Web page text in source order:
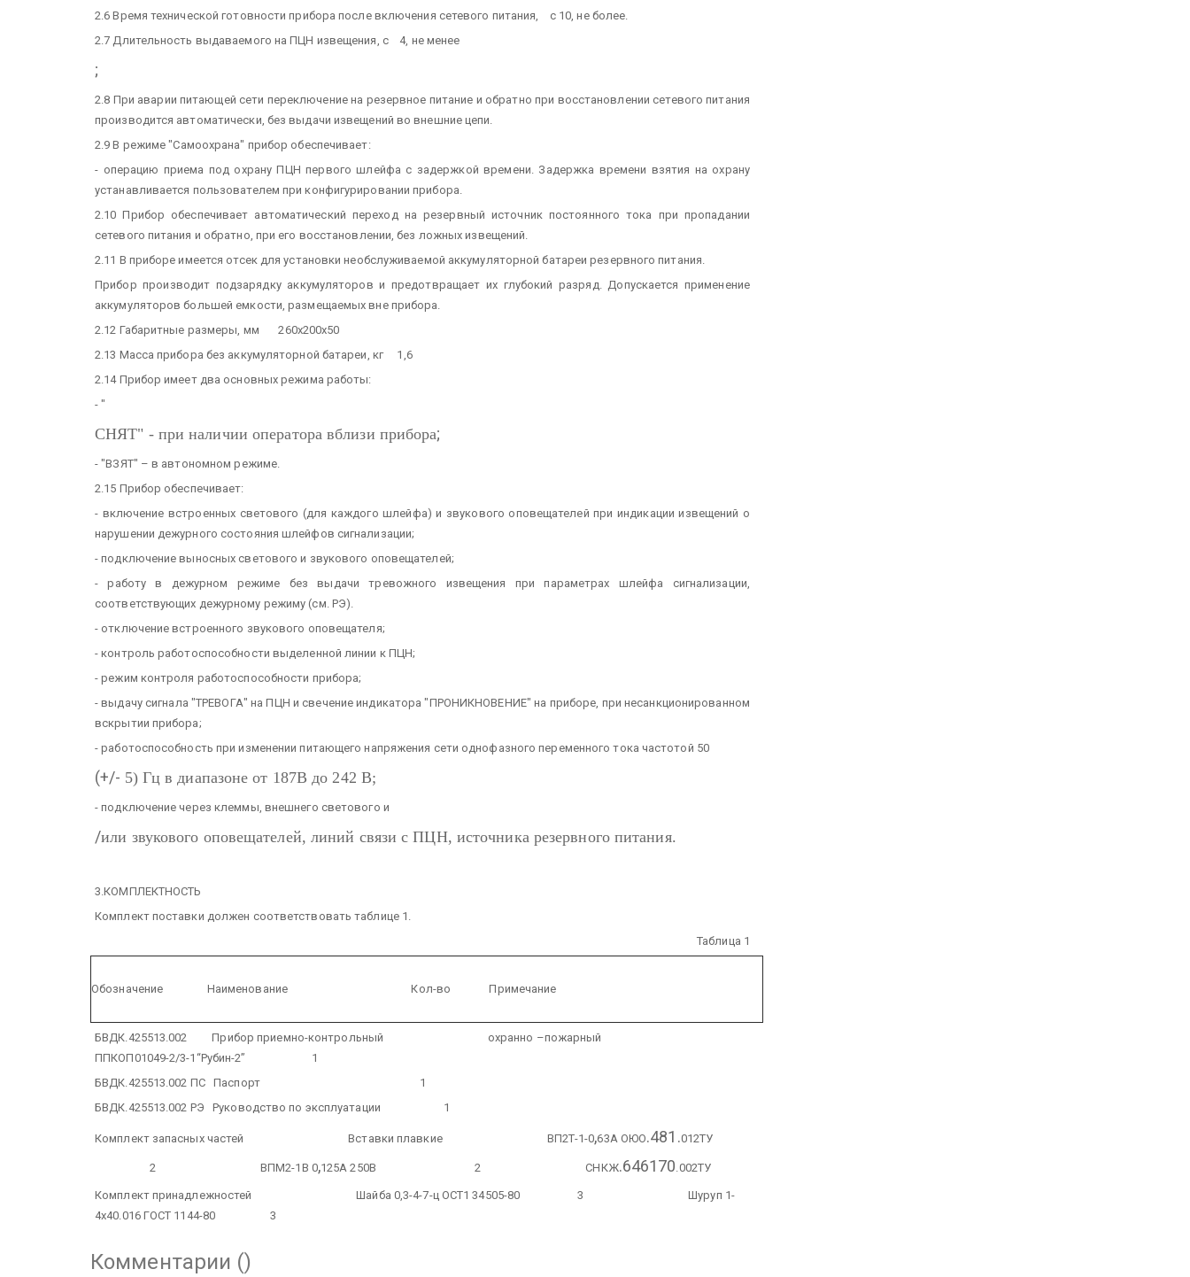
2.6 Время технической готовности прибора после включения сетевого питания, с 10, не более.
2.7 Длительность выдаваемого на ПЦН извещения, с 4, не менее
;
2.8 При аварии питающей сети переключение на резервное питание и обратно при восстановлении сетевого питания
производится автоматически, без выдачи извещений во внешние цепи.
2.9 В режиме "Самоохрана" прибор обеспечивает:
- операцию приема под охрану ПЦН первого шлейфа с задержкой времени. Задержка времени взятия на охрану
устанавливается пользователем при конфигурировании прибора.
2.10 Прибор обеспечивает автоматический переход на резервный источник постоянного тока при пропадании
сетевого питания и обратно, при его восстановлении, без ложных извещений.
2.11 В приборе имеется отсек для установки необслуживаемой аккумуляторной батареи резервного питания.
Прибор производит подзарядку аккумуляторов и предотвращает их глубокий разряд. Допускается применение
аккумуляторов большей емкости, размещаемых вне прибора.
2.12 Габаритные размеры, мм 260х200х50
2.13 Масса прибора без аккумуляторной батареи, кг 1,6
2.14 Прибор имеет два основных режима работы:
- "
СНЯТ" - при наличии оператора вблизи прибора;
- "ВЗЯТ" – в автономном режиме.
2.15 Прибор обеспечивает:
- включение встроенных светового (для каждого шлейфа) и звукового оповещателей при индикации извещений о
нарушении дежурного состояния шлейфов сигнализации;
- подключение выносных светового и звукового оповещателей;
- работу в дежурном режиме без выдачи тревожного извещения при параметрах шлейфа сигнализации,
соответствующих дежурному режиму (см. РЭ).
- отключение встроенного звукового оповещателя;
- контроль работоспособности выделенной линии к ПЦН;
- режим контроля работоспособности прибора;
- выдачу сигнала "ТРЕВОГА" на ПЦН и свечение индикатора "ПРОНИКНОВЕНИЕ" на приборе, при несанкционированном
вскрытии прибора;
- работоспособность при изменении питающего напряжения сети однофазного переменного тока частотой 50
(+/- 5) Гц в диапазоне от 187В до 242 В;
- подключение через клеммы, внешнего светового и
/или звукового оповещателей, линий связи с ПЦН, источника резервного питания.
3.КОМПЛЕКТНОСТЬ
Комплект поставки должен соответствовать таблице 1.
Таблица 1
Обозначение Наименование Кол-во Примечание
БВДК.425513.002 Прибор приемно-контрольный
охранно –пожарный
ППКОП01049-2/3-1“Рубин-2” 1
БВДК.425513.002 ПС Паспорт 1
БВДК.425513.002 РЭ Руководство по эксплуатации 1
Комплект запасных частей Вставки плавкиеВП2Т-1-0,63А ОЮО.481.012ТУ
2 ВПМ2-1В 0,125А 250В 2 СНКЖ.646170 .002ТУ
Комплект принадлежностей Шайба 0,3-4-7-ц ОСТ1 34505-80 3 Шуруп 1-
4х40.016 ГОСТ 1144-80 3
Комментарии ()